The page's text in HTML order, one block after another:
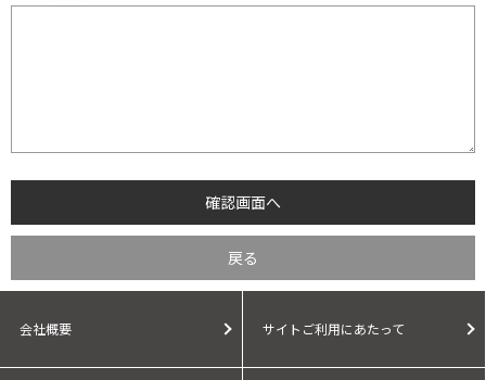
会社概要 サイトご利用にあたって